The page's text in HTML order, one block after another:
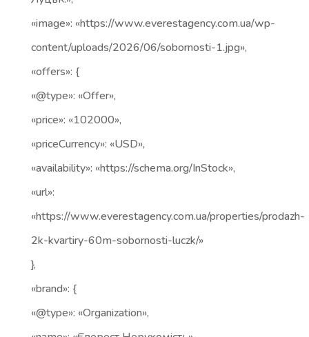
«image»: «https://www.everestagency.com.ua/wp-
content/uploads/2026/06/sobornosti-1.jpg»,
«offers»: {
«@type»: «Offer»,
«price»: «102000»,
«priceCurrency»: «USD»,
«availability»: «https://schema.org/InStock»,
«url»:
«https://www.everestagency.com.ua/properties/prodazh-
2k-kvartiry-60m-sobornosti-luczk/»
},
«brand»: {
«@type»: «Organization»,